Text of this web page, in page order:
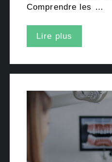
Comprendre les …
Lire plus